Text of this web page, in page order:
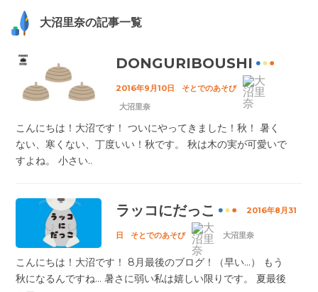
大沼里奈の記事一覧
DONGURIBOUSHI
2016年9月10日
そとでのあそび
大沼里奈
こんにちは！大沼です！ ついにやってきました！秋！ 暑く
ない、寒くない、丁度いい！秋です。 秋は木の実が可愛いで
すよね。 小さい..
ラッコにだっこ 2016年8月31
日 そとでのあそび 大沼里奈
こんにちは！大沼です！ 8月最後のブログ！（早い...） もう
秋になるんですね... 暑さに弱い私は嬉しい限りです。 夏最後